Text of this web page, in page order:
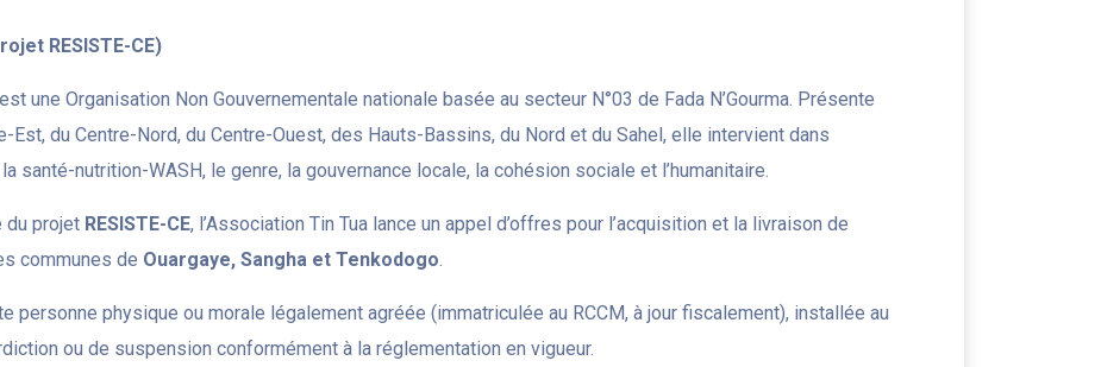
RESISTE-CE)
une Organisation Non Gouvernementale nationale basée au secteur N°03 de Fada N’Gourma. Présente
Est, du Centre-Nord, du Centre-Ouest, des Hauts-Bassins, du Nord et du Sahel, elle intervient dans
santé-nutrition-WASH, le genre, la gouvernance locale, la cohésion sociale et l’humanitaire.
du projet RESISTE-CE, l’Association Tin Tua lance un appel d’offres pour l’acquisition et la livraison de
communes de Ouargaye, Sangha et Tenkodogo.
personne physique ou morale légalement agréée (immatriculée au RCCM, à jour fiscalement), installée au
ou de suspension conformément à la réglementation en vigueur.